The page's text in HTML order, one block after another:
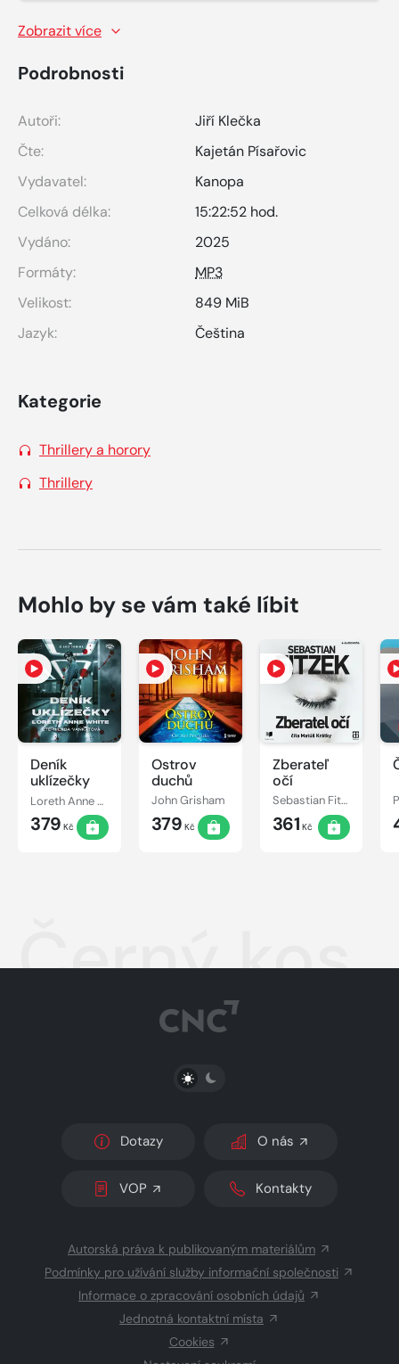
Zobrazit více
Podrobnosti
Autoři:
Jiří Klečka
Čte:
Kajetán Písařovic
Vydavatel:
Kanopa
Celková délka:
15:22:52 hod.
Vydáno:
2025
Formáty:
MP3
Velikost:
849 MiB
Jazyk:
Čeština
Kategorie
Thrillery a horory
Thrillery
Mohlo by se vám také líbit
Deník
uklízečky
Loreth Anne White
379 Kč
Ostrov
duchů
John Grisham
379 Kč
Zberateľ
očí
Sebastian Fitzek
361 Kč
Černý kos
PŘEPNOUT SVĚTLÝ/TMAVÝ REŽIM
Dotazy O nás
VOP Kontakty
Autorská práva k publikovaným materiálům
Podmínky pro užívání služby informační společnosti
Informace o zpracování osobních údajů
Jednotná kontaktní místa
Cookies